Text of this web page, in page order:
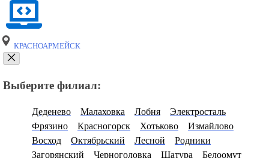
КРАСНОАРМЕЙСК
Выберите филиал:
Деденево Малаховка Лобня
Электросталь
Фрязино
Красногорск Хотьково
Измайлово
Восход
Октябрьский Лесной
Родники
Загорянский
Черноголовка Шатура
Белоомут